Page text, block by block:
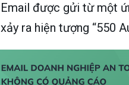
Email được gửi từ một
xảy ra hiện tượng “550